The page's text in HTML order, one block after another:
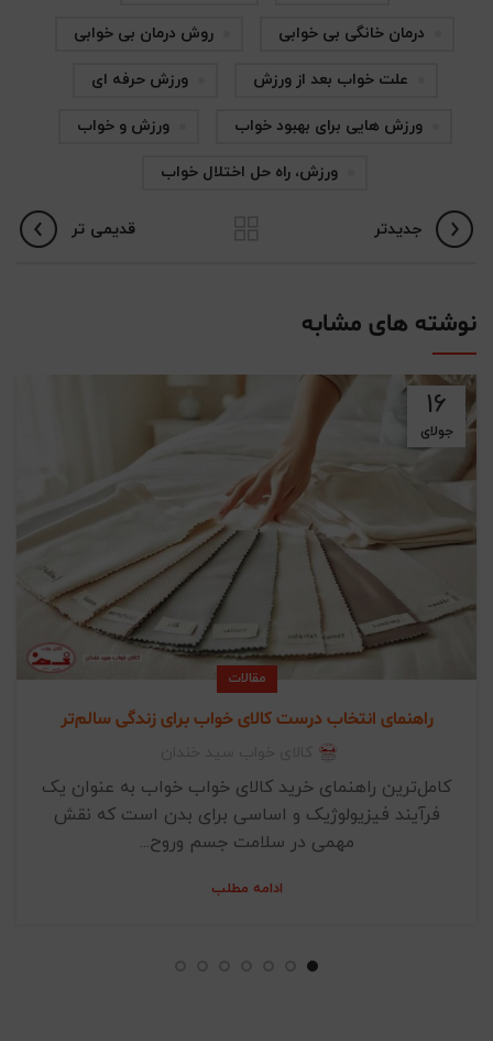
درمان خانگی بی خوابی روش درمان بی خوابی
علت خواب بعد از ورزش ورزش حرفه ای
ورزش هایی برای بهبود خواب ورزش و خواب
ورزش، راه حل اختلال خواب
جدیدتر قدیمی تر
نوشته های مشابه
16
جولای
مقالات
راهنمای انتخاب درست کالای خواب برای زندگی سالم‌تر
کامل‌ترین راهنمای خرید کالای خواب خواب به عنوان یک
فرآیند فیزیولوژیک و اساسی برای بدن است که نقش
مهمی در سلامت جسم وروح...
ادامه مطلب